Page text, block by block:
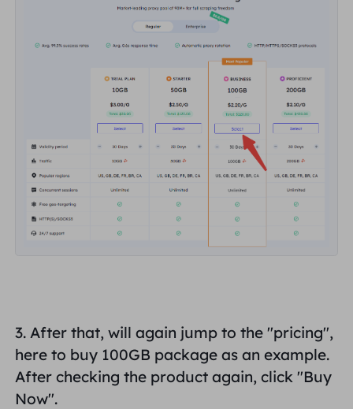
रूस
अधिक एकीकरण
3. After that, will again jump to the "pricing",
here to buy 100GB package as an example.
After checking the product again, click "Buy
Now".